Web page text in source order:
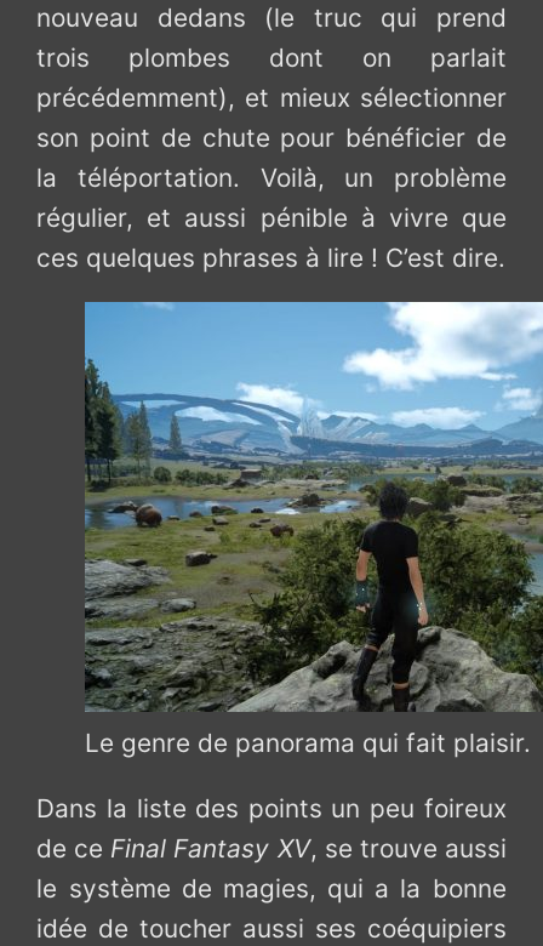
nouveau dedans (le truc qui prend
trois plombes dont on parlait
précédemment), et mieux sélectionner
son point de chute pour bénéficier de
la téléportation. Voilà, un problème
régulier, et aussi pénible à vivre que
ces quelques phrases à lire ! C’est dire.
Le genre de panorama qui fait plaisir.
Dans la liste des points un peu foireux
de ce Final Fantasy XV, se trouve aussi
le système de magies, qui a la bonne
idée de toucher aussi ses coéquipiers